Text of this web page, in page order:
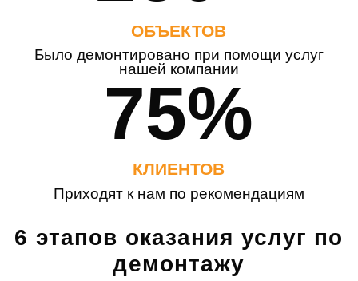
ОБЪЕКТОВ
Было демонтировано при помощи услуг
нашей компании
75%
КЛИЕНТОВ
Приходят к нам по рекомендациям
6 этапов оказания услуг по
демонтажу